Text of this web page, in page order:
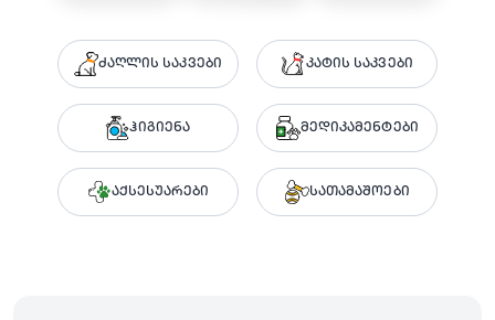
ძაღლის საკვები კატის საკვები
ჰიგიენა მედიკამენტები
აქსესუარები სათამაშოები